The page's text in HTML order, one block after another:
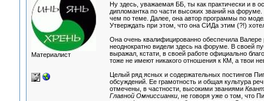
Материалист
Ну здесь, уважаемая ББ, ты как практически и в
дипломантка по части высоких званий на
чем по теме. Далее, она автор программы по
Утверждать при этом, что она СИДа этим (?!)
Она очень квалифицированно обеспечила
неоднократно видели здесь на форуме. В своей
выражал, кстати, в своей работе официально
тоже не имеют никакого отношения к КМ, а твои
Целый ряд ясных и содержательных постингов
обсуждений. Ее грамотность и общая культура
отмечены, в частности, высокими званиями
Главной Омниссианки, не говоря уже о том, что